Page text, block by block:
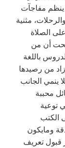
ينظم مفاجآت
مثنية
الصلاة
أن من
باللغة
من رصيدها
ينمي الجانب
محببة
توعية
الكتب
ومايكون
قبول تعريف